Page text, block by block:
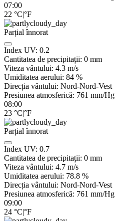
07:00
22 °C|°F
Parțial înnorat
Index UV: 0.2
Cantitatea de precipitații: 0 mm
Viteza vântului: 4.3 m/s
Umiditatea aerului: 84 %
Direcția vântului: Nord-Nord-Vest
Presiunea atmosferică: 761 mm/Hg
08:00
23 °C|°F
Parțial înnorat
Index UV: 0.7
Cantitatea de precipitații: 0 mm
Viteza vântului: 4.7 m/s
Umiditatea aerului: 78.8 %
Direcția vântului: Nord-Nord-Vest
Presiunea atmosferică: 761 mm/Hg
09:00
24 °C|°F